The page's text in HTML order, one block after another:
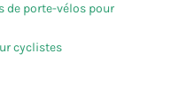
de porte-vélos pour
cyclistes